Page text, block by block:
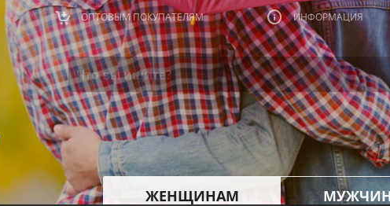
ОПТОВЫМ ПОКУПАТЕЛЯМ ИНФОРМАЦИЯ
ЖЕНЩИНАМ